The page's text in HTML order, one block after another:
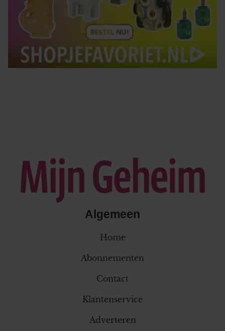
Algemeen
Home
Abonnementen
Contact
Klantenservice
Adverteren